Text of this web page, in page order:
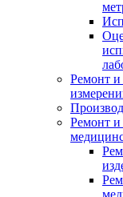
Ремонт и
Ремонт и